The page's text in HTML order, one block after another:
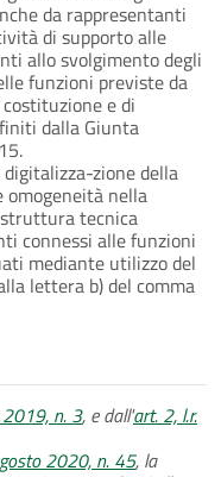
da rappresentanti
di supporto alle
allo svolgimento degli
funzioni previste da
e di
dalla Giunta
zione della
omogeneità nella
tecnica
connessi alle funzioni
mediante utilizzo del
lettera b) del comma
n. 3, e dall'art. 2, l.r.
2020, n. 45, la